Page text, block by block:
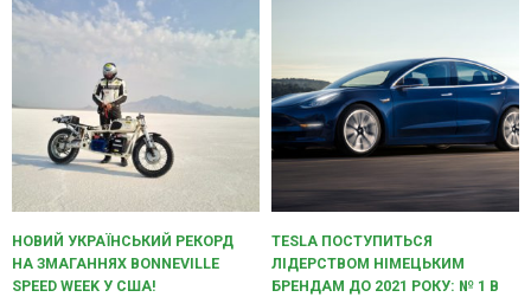
НОВИЙ УКРАЇНСЬКИЙ РЕКОРД
НА ЗМАГАННЯХ BONNEVILLE
SPEED WEEK У США!
TESLA ПОСТУПИТЬСЯ
ЛІДЕРСТВОМ НІМЕЦЬКИМ
БРЕНДАМ ДО 2021 РОКУ: № 1 В